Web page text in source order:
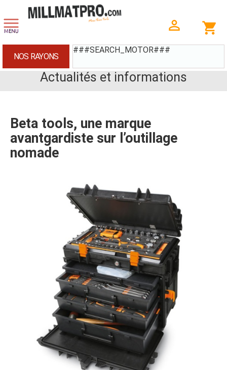
###SEARCH_MOTOR###
NOS RAYONS
Actualités et informations
Beta tools, une marque
avantgardiste sur l’outillage
nomade